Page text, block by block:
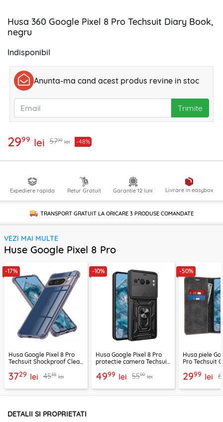
Husa 360 Google Pixel 8 Pro Techsuit Diary Book,
negru
Indisponibil
Anunta-ma cand acest produs revine in stoc
Trimite
2999 lei 5799 lei -48%
Expediere rapida Retur Gratuit Garantie 12 luni Livrare in easybox
TRANSPORT GRATUIT LA ORICARE 3 PRODUSECOMANDATE
VEZI MAI MULTE
Huse Google Pixel 8 Pro
-17%
Husa Google Pixel 8 Pro
Techsuit Shockproof Clear
3729 lei 4535 lei
-10%
Husa Google Pixel 8 Pro
protectie camera Techsuit
4999 lei 5599 lei
-50%
Husa piele
Pro Techsuit
2999 lei
DETALII SI PROPRIETATI